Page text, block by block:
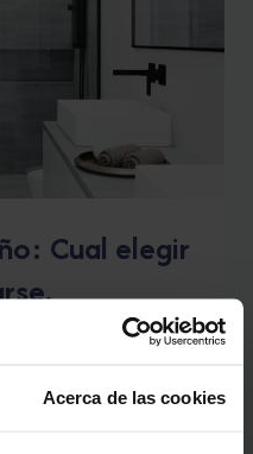
Acerca de las cookies
Cual elegir
fundamental
una ducha o